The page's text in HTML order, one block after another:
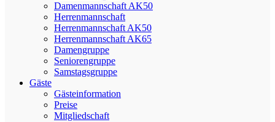
Damenmannschaft AK50
Herrenmannschaft
Herrenmannschaft AK50
Herrenmannschaft AK65
Damengruppe
Seniorengruppe
Samstagsgruppe
Gäste
Gästeinformation
Preise
Mitgliedschaft